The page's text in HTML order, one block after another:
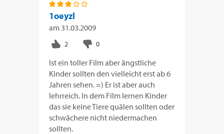
1oeyzl
am 31.03.2009
Ist ein toller Film aber ängstliche
Kinder sollten den vielleicht erst ab 6
Jahren sehen. =) Er ist aber auch
lehrreich. In dem Film lernen Kinder
das sie keine Tiere quälen sollten oder
schwächere nicht niedermachen
sollten.